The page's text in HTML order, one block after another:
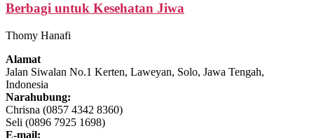
Berbagi untuk Kesehatan Jiwa
Thomy Hanafi
Alamat
Jalan Siwalan No.1 Kerten, Laweyan, Solo, Jawa Tengah,
Indonesia
Narahubung:
Chrisna (0857 4342 8360)
Seli (0896 7925 1698)
E-mail: